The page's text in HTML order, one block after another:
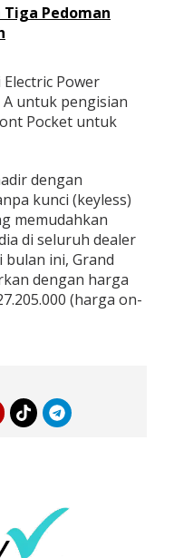
Tiga Pedoman
Power
untuk pengisian
Pocket untuk
dengan
kunci (keyless)
memudahkan
di seluruh dealer
bulan ini, Grand
dengan harga
(harga on-